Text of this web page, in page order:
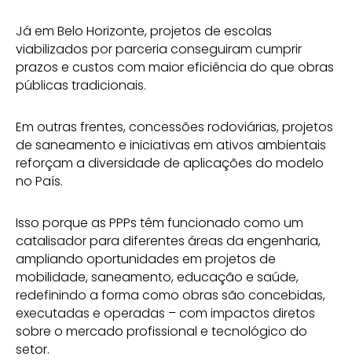
Já em Belo Horizonte, projetos de escolas
viabilizados por parceria conseguiram cumprir
prazos e custos com maior eficiência do que obras
públicas tradicionais.
Em outras frentes, concessões rodoviárias, projetos
de saneamento e iniciativas em ativos ambientais
reforçam a diversidade de aplicações do modelo
no País.
Isso porque as PPPs têm funcionado como um
catalisador para diferentes áreas da engenharia,
ampliando oportunidades em projetos de
mobilidade, saneamento, educação e saúde,
redefinindo a forma como obras são concebidas,
executadas e operadas – com impactos diretos
sobre o mercado profissional e tecnológico do
setor.